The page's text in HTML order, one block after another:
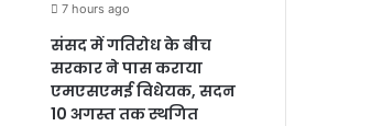
7 hours ago
संसद में गतिरोध के बीच
सरकार ने पास कराया
एमएसएमई विधेयक, सदन
10 अगस्त तक स्थगित